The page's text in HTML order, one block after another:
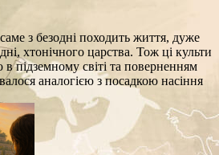
з безодні походить життя, дуже
хтонічного царства. Тож ці культи
в підземному світі та поверненням
аналогією з посадкою насіння